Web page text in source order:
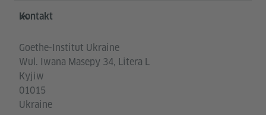
Service- und Informationsbereich
Kontakt
Goethe-Institut Ukraine
Wul. Iwana Masepy 34, Litera L
Kyjiw
01015
Ukraine